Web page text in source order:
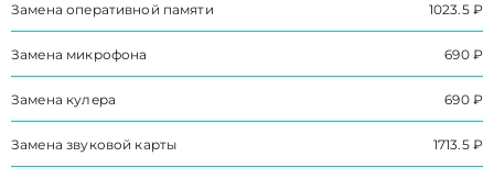
Замена оперативной памяти 1023.5 ₽
Замена микрофона 690 ₽
Замена кулера 690 ₽
Замена звуковой карты 1713.5 ₽